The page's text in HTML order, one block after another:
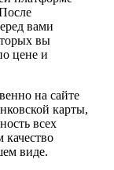
вами
вы
цене и
на сайте
карты,
всех
виде.